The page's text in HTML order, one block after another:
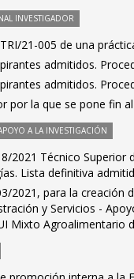
INVESTIGADOR
21-005 de una
admitidos.
admitidos.
por la que se pone fin
A LA INVESTIGACIÓN
2021 Técnico
Lista definitiva
2021, para la creación
y Servicios -
Mixto Agroalimentario